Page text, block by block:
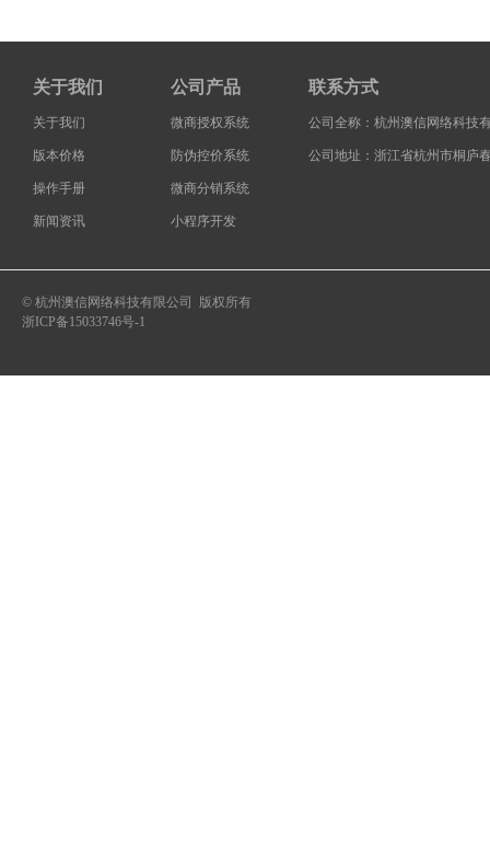
关于我们
关于我们
版本价格
操作手册
新闻资讯
公司产品
微商授权系统
防伪控价系统
微商分销系统
小程序开发
联系方式
公司全称：杭州澳信网络科技
公司地址：浙江省杭州市桐庐
© 杭州澳信网络科技有限公司 版权所有
浙ICP备15033746号-1